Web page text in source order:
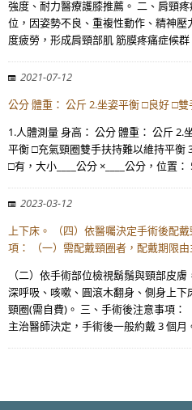
強度、耐力醫療護膝推薦。 二、肩頸
位，因姿勢不良、重複性動作、精神
度疲勞，形成肩頸部肌 筋膜疼痛症候
2021-07-12
公分 體重： 公斤 2.坐姿平衡 □良好 □
1.人體測量 身高： 公分 體重： 公斤
平衡 □充氣頸圈雙手扶持難以維持平衡
□有，大小____公分 ×____公分，位置：
2023-03-12
上下床。 （四）依醫囑決定手術後配
項： （一）需配戴頸圈者，配戴期限
（二）依手術部位檢視鬍鬚與頸部皮
深呼吸、咳嗽、圓滾木翻身、側身上
頸圈(需自費)。 三、手術後注意事項：
主治醫師決定，手術後一般約戴 3 個月